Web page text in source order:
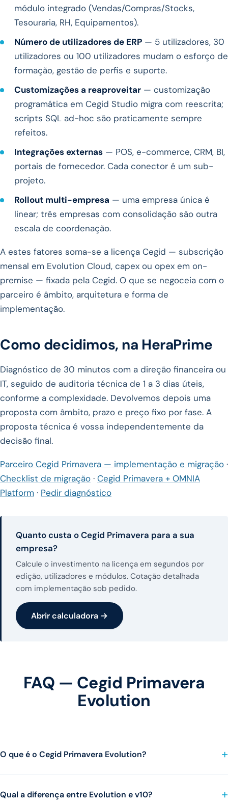
módulo integrado (Vendas/Compras/Stocks,
Tesouraria, RH, Equipamentos).
Número de utilizadores de ERP — 5 utilizadores, 30
utilizadores ou 100 utilizadores mudam o esforço de
formação, gestão de perfis e suporte.
Customizações a reaproveitar — customização
programática em Cegid Studio migra com reescrita;
scripts SQL ad-hoc são praticamente sempre
refeitos.
Integrações externas — POS, e-commerce, CRM, BI,
portais de fornecedor. Cada conector é um sub-
projeto.
Rollout multi-empresa — uma empresa única é
linear; três empresas com consolidação são outra
escala de coordenação.
A estes fatores soma-se a licença Cegid — subscrição
mensal em Evolution Cloud, capex ou opex em on-
premise — fixada pela Cegid. O que se negoceia com o
parceiro é âmbito, arquitetura e forma de
implementação.
Como decidimos, na HeraPrime
Diagnóstico de 30 minutos com a direção financeira ou
IT, seguido de auditoria técnica de 1 a 3 dias úteis,
conforme a complexidade. Devolvemos depois uma
proposta com âmbito, prazo e preço fixo por fase. A
proposta técnica é vossa independentemente da
decisão final.
Parceiro Cegid Primavera — implementação e migração ·
Checklist de migração · Cegid Primavera + OMNIA
Platform · Pedir diagnóstico
Quanto custa o Cegid Primavera para a sua
empresa?
Calcule o investimento na licença em segundos por
edição, utilizadores e módulos. Cotação detalhada
com implementação sob pedido.
Abrir calculadora →
FAQ — Cegid Primavera
Evolution
O que é o Cegid Primavera Evolution?
Qual a diferença entre Evolution e v10?